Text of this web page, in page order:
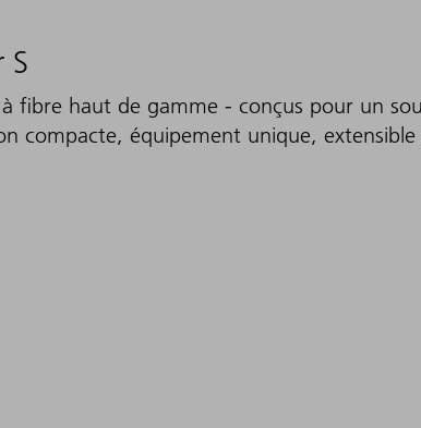
S
à fibre haut de gamme - conçus pour un
compacte, équipement unique,
prises en charge